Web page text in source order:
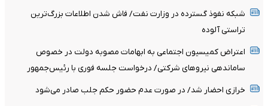
شبکه نفوذ گسترده در وزارت نفت/ فاش شدن اطلاعات بزرگ‌ترین
تراستی‌ آلوده
اعتراض کمیسیون اجتماعی به ابهامات مصوبه دولت در خصوص
ساماندهی نیروهای شرکتی/ درخواست جلسه فوری با رئیس‌جمهور
خرازی احضار شد/ در صورت عدم حضور حکم جلب صادر می‌شود